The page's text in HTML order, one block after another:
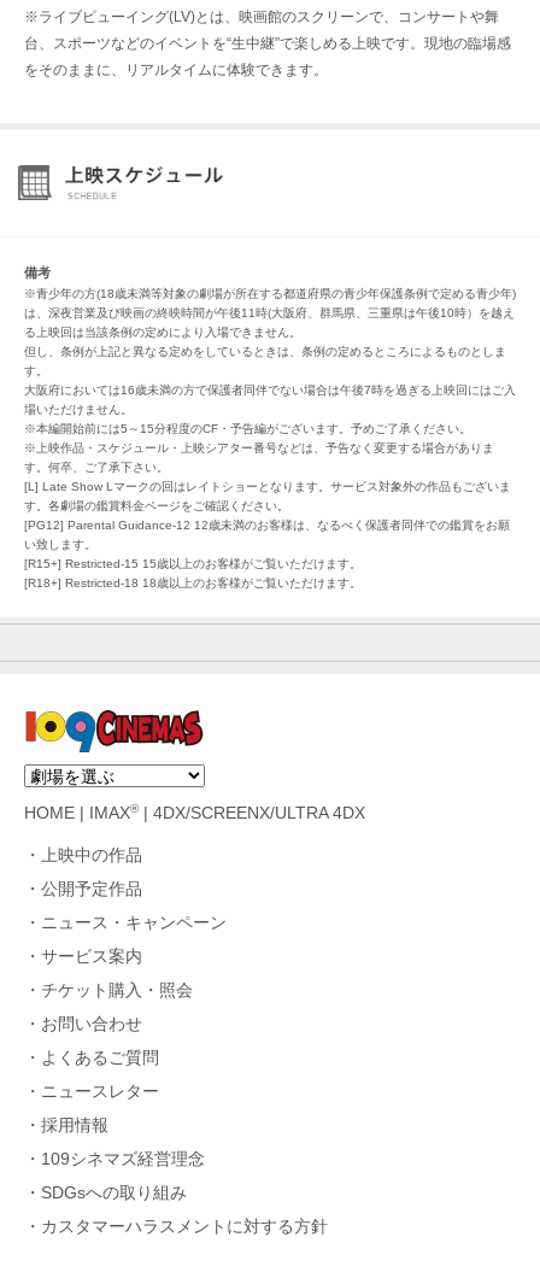
※ライブビューイング(LV)とは、映画館のスクリーンで、コンサートや舞
台、スポーツなどのイベントを“生中継”で楽しめる上映です。現地の臨場感
をそのままに、リアルタイムに体験できます。
備考
※青少年の方(18歳未満等対象の劇場が所在する都道府県の青少年保護条例で定める青少年)
は、深夜営業及び映画の終映時間が午後11時(大阪府、群馬県、三重県は午後10時）を越え
る上映回は当該条例の定めにより入場できません。
但し、条例が上記と異なる定めをしているときは、条例の定めるところによるものとしま
す。
大阪府においては16歳未満の方で保護者同伴でない場合は午後7時を過ぎる上映回にはご入
場いただけません。
※本編開始前には5～15分程度のCF・予告編がございます。予めご了承ください。
※上映作品・スケジュール・上映シアター番号などは、予告なく変更する場合がありま
す。何卒、ご了承下さい。
[L] Late Show Lマークの回はレイトショーとなります。サービス対象外の作品もございま
す。各劇場の鑑賞料金ページをご確認ください。
[PG12] Parental Guidance-12 12歳未満のお客様は、なるべく保護者同伴での鑑賞をお願
い致します。
[R15+] Restricted-15 15歳以上のお客様がご覧いただけます。
[R18+] Restricted-18 18歳以上のお客様がご覧いただけます。
HOME IMAX®| 4DX/SCREENX/ULTRA 4DX
上映中の作品
公開予定作品
ニュース・キャンペーン
サービス案内
チケット購入・照会
お問い合わせ
よくあるご質問
ニュースレター
採用情報
109シネマズ経営理念
SDGsへの取り組み
カスタマーハラスメントに対する方針